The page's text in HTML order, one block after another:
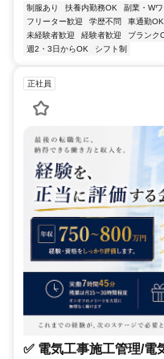
制服あり 扶養内勤務OK 副業・W
フリーター歓迎
学歴不問 車通勤OK
未経験者歓迎
経験者歓迎 ブランク
週2・3日からOK
シフト制
正社員
✅ 電気工事施工管理/電